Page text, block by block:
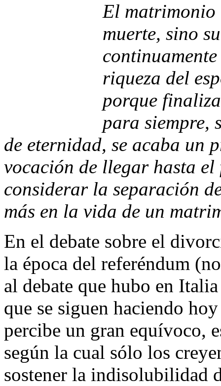
El matrimonio
muerte, sino
riqueza del
porque
para siempre,
de eternidad, se acaba un
vocación de llegar hasta
considerar la separación
más en la vida de un
En el debate sobre el
la época del referéndum
al debate que hubo en
que se siguen haciendo
percibe un gran equívoco,
según la cual sólo los
sostener la indisolubilidad